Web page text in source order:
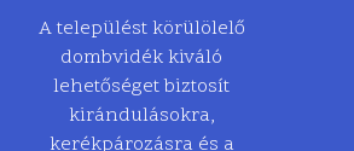
A települést körülölelő
dombvidék kiváló
lehetőséget biztosít
kirándulásokra,
kerékpározásra és a